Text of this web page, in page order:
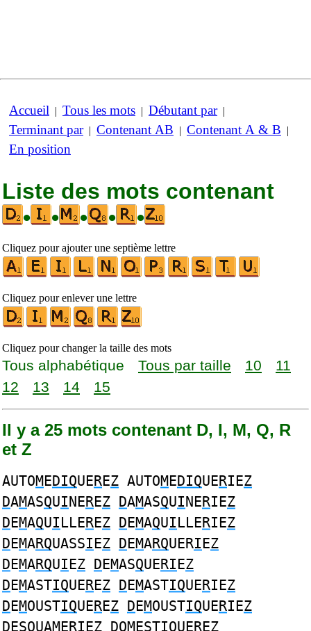
Accueil | Tous les mots | Débutant par|
Terminant par| Contenant AB | Contenant A & B |
En position
Liste des mots contenant
•
• • • •
Cliquez pour ajouter une septième lettre
Cliquez pour enlever une lettre
Cliquez pour changer la taille des mots
Tous alphabétique Tous par taille 10
11
12
13 14 15
Il y a 25 mots contenant D, I, M, Q, R
et Z
AUTOMEDIQUEREZ AUTOMEDIQUERIEZ
DAMASQUINEREZ DAMASQUINERIEZ
DEMAQUILLEREZ DEMAQUILLERIEZ
DEMARQUASSIEZ DEMARQUERIEZ
DEMARQUIEZ DEMASQUERIEZ
DEMASTIQUEREZ DEMASTIQUERIEZ
DEMOUSTIQUEREZ DEMOUSTIQUERIEZ
DESQUAMERIEZ DOMESTIQUEREZ